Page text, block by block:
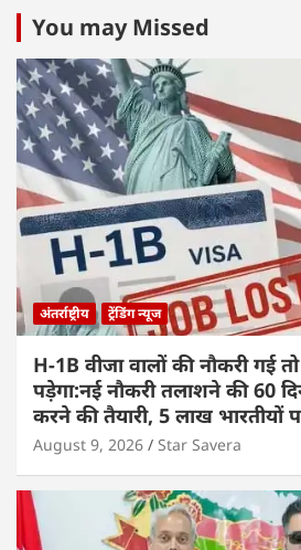
You may Missed
अंतर्राष्ट्रीय ट्रेंडिंग न्यूज
H-1B वीजा वालों की नौकरी गई
पड़ेगा:नई नौकरी तलाशने की 60
करने की तैयारी, 5 लाख भारतीयों
August 9, 2026 Star Savera